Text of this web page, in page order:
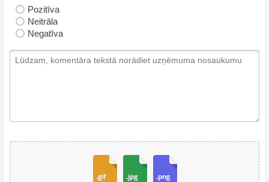
Pozitīva
Neitrāla
Negatīva